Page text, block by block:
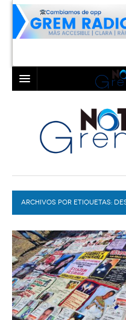
LAGUNA
TORREÓN
GÓMEZ PALACIO
LERDO
COAHUILA
DURANGO
DEPORTES
EXA
EL EXACTO
EXA INFORMA
GLOBO
CONTEXTOS
DIÁLOGOS CON LA
COLABORADORES
PC29
ACTUALIDADES GREM
ARCHIVOS POR ETIQUETAS: